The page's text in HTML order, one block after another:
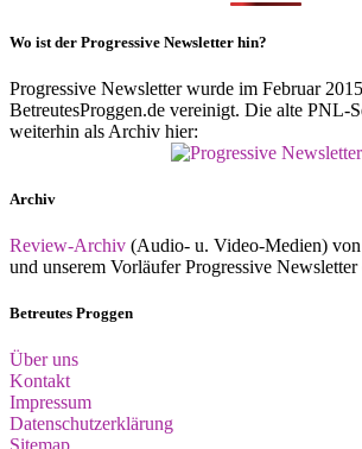
Wo ist der Progressive Newsletter hin?
Progressive Newsletter wurde im Februar
BetreutesProggen.de vereinigt. Die alte PNL-
weiterhin als Archiv hier:
Archiv
Review-Archiv (Audio- u. Video-Medien) von
und unserem Vorläufer Progressive
Betreutes Proggen
Über uns
Kontakt
Impressum
Datenschutzerklärung